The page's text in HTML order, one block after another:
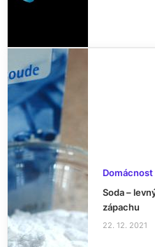
Domácnost
Soda –
zápachu
22. 12. 2021